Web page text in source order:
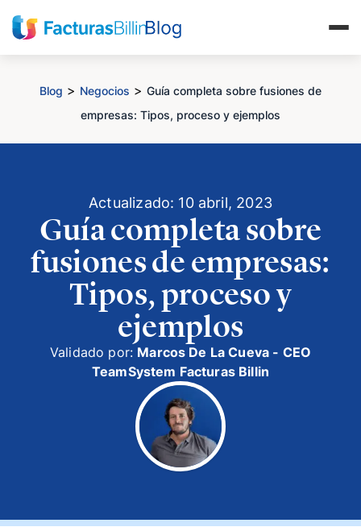
Blog > Negocios > Guía completa sobre fusiones de
empresas: Tipos, proceso y ejemplos
Actualizado: 10 abril, 2023
Guía completa sobre
fusiones de empresas:
Tipos, proceso y
ejemplos
Validado por: Marcos De La Cueva - CEO
TeamSystem Facturas Billin